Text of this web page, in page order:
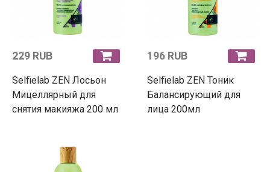
229 RUB
Selfielab ZEN Лосьон
Мицеллярный для
снятия макияжа 200 мл
196 RUB
Selfielab ZEN Тоник
Балансирующий для
лица 200мл